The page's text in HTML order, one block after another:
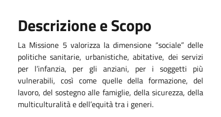
Descrizione e Scopo
La Missione 5 valorizza la dimensione “sociale” delle
politiche sanitarie, urbanistiche, abitative, dei servizi
per l’infanzia, per gli anziani, per i soggetti più
vulnerabili, così come quelle della formazione, del
lavoro, del sostegno alle famiglie, della sicurezza, della
multiculturalità e dell’equità tra i generi.